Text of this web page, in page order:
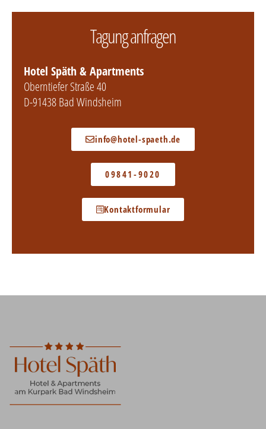
Tagung anfragen
Hotel Späth & Apartments
Oberntiefer Straße 40
D-91438 Bad Windsheim
info@hotel-spaeth.de
09841-9020
Kontaktformular